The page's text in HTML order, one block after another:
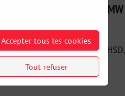
HSD Monopro pour BMW
est le produit phare de HSD,
les...
Accepter tous les cookies
Tout refuser